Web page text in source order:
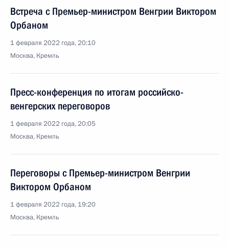
Встреча с Премьер-министром Венгрии Виктором
Орбаном
1 февраля 2022 года, 20:10
Москва, Кремль
Пресс-конференция по итогам российско-
венгерских переговоров
1 февраля 2022 года, 20:05
Москва, Кремль
Переговоры с Премьер-министром Венгрии
Виктором Орбаном
1 февраля 2022 года, 19:20
Москва, Кремль